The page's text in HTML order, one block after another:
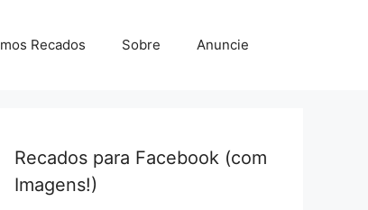
Recados Sobre Anuncie
Recados para Facebook (com
Imagens!)